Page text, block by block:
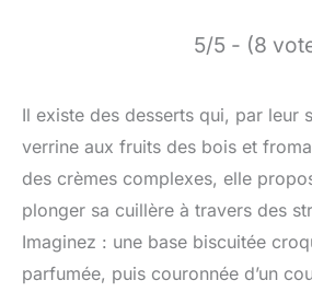
5/5 - (8
Il existe des desserts qui, par leur
verrine aux fruits des bois et
des crèmes complexes, elle
plonger sa cuillère à travers des
Imaginez : une base biscuitée
parfumée, puis couronnée d’un